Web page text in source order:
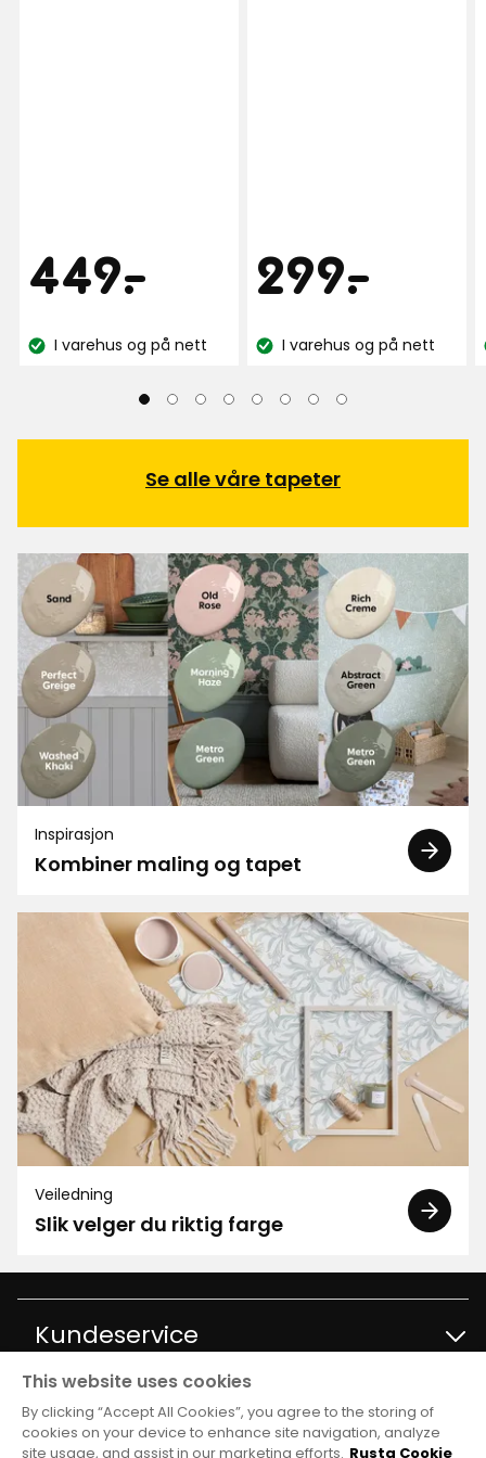
Pris
449-
.
kr
Lagerbalanse:
I varehus og på nett
Pris
299-
.
kr
Lagerbalanse:
I varehus og på nett
Se alle våre tapeter
Inspirasjon
Kombiner maling og tapet
Veiledning
Slik velger du riktig farge
Kundeservice
Informasjon
This website uses cookies
By clicking “Accept All Cookies”, you agree to the storing of
cookies on your device to enhance site navigation, analyze
site usage, and assist in our marketing efforts. Rusta Cookie